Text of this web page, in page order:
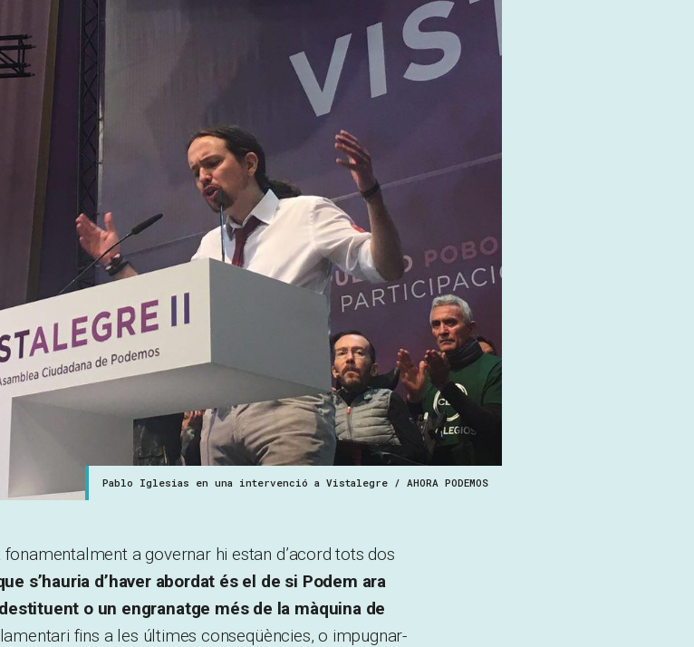
Pablo Iglesias en una intervenció a Vistalegre / AHORA PODEMOS
a governar hi estan d’acord tots dos
s’hauria d’haver abordat és el de si Podem ara
o un engranatge més de la màquina de
fins a les últimes conseqüències, o impugnar-